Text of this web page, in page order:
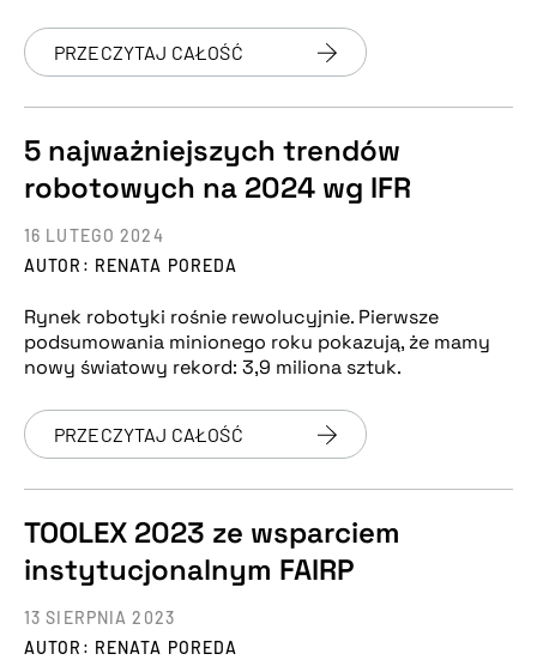
PRZECZYTAJ CAŁOŚĆ
5 najważniejszych trendów
robotowych na 2024 wg IFR
AUTOR: RENATA POREDA
16 LUTEGO 2024
Rynek robotyki rośnie rewolucyjnie. Pierwsze
podsumowania minionego roku pokazują, że mamy
nowy światowy rekord: 3,9 miliona sztuk.
PRZECZYTAJ CAŁOŚĆ
TOOLEX 2023 ze wsparciem
instytucjonalnym FAIRP
AUTOR: RENATA POREDA
13 SIERPNIA 2023